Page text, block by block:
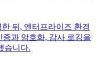
뒤, 엔터프라이즈 환경
과 암호화, 감사 로깅을
습니다.